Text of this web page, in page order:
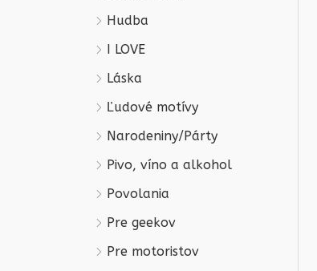
Hudba
I LOVE
Láska
Ľudové motívy
Narodeniny/Párty
Pivo, víno a alkohol
Povolania
Pre geekov
Pre motoristov